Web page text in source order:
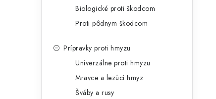
Biologické proti škodcom
Proti pôdnym škodcom
Prípravky proti hmyzu
Univerzálne proti hmyzu
Mravce a lezúci hmyz
Šváby a rusy